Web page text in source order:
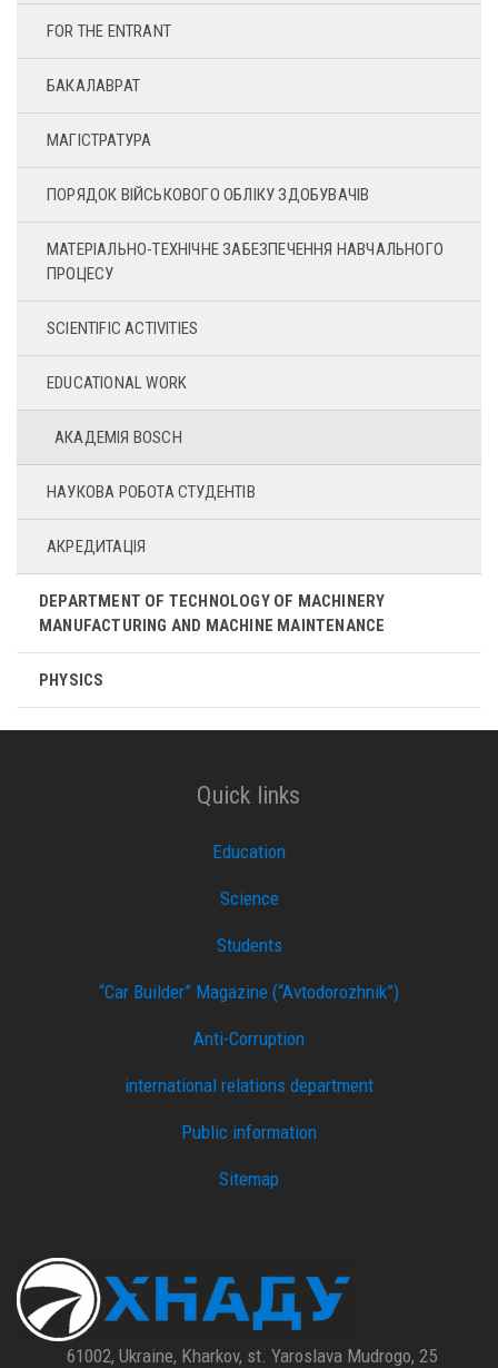
FOR THE ENTRANT
БАКАЛАВРАТ
МАГІСТРАТУРА
ПОРЯДОК ВІЙСЬКОВОГО ОБЛІКУ ЗДОБУВАЧІВ
МАТЕРІАЛЬНО-ТЕХНІЧНЕ ЗАБЕЗПЕЧЕННЯ НАВЧАЛЬНОГО
ПРОЦЕСУ
SCIENTIFIC ACTIVITIES
EDUCATIONAL WORK
АКАДЕМІЯ BOSСH
НАУКОВА РОБОТА СТУДЕНТІВ
АКРЕДИТАЦІЯ
DEPARTMENT OF TECHNOLOGY OF MACHINERY
MANUFACTURING AND MACHINE MAINTENANCE
PHYSICS
Quick links
Education
Science
Students
“Car Builder” Magazine (“Avtodorozhnik”)
Anti-Corruption
international relations department
Public information
Sitemap
61002, Ukraine, Kharkov, st. Yaroslava Mudrogo, 25